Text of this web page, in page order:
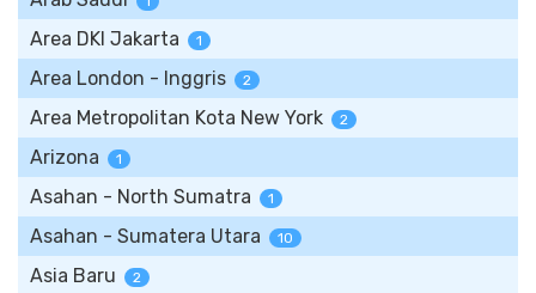
Area DKI Jakarta 1
Area London - Inggris 2
Area Metropolitan Kota New York 2
Arizona 1
Asahan - North Sumatra 1
Asahan - Sumatera Utara 10
Asia Baru 2